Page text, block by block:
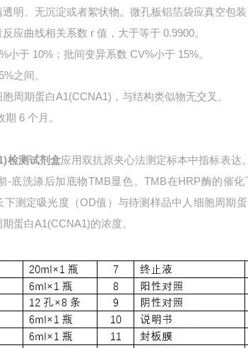
明、无沉淀或者絮状物。微孔板铝箔袋应真空包装
应曲线相关系数 r 值，大于等于 0.9900。
小于 10%；批间变异系数 CV%小于 15%。
之间。
周期蛋白A1(CCNA1)，与结构类似物无交叉。
6 个月。
检测试剂盒应用双抗原夹心法测定标本中指标表达
-底洗涤后加底物TMB显色。TMB在HRP酶的催
测定吸光度（OD值）与待测样品中 人细胞周期
期蛋白A1(CCNA1)的浓度。